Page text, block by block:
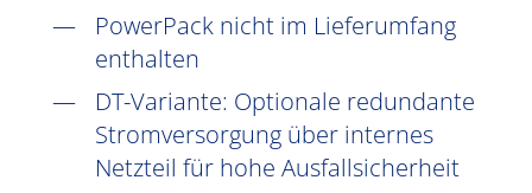
PowerPack nicht im Lieferumfang
enthalten
DT-Variante: Optionale redundante
Stromversorgung über internes
Netzteil für hohe Ausfallsicherheit